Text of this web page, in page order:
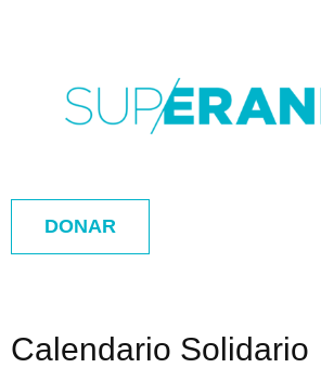
DONAR
Calendario Solidario